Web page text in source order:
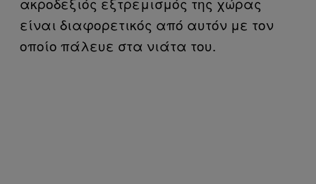
είναι διαφορετικός από αυτόν με τον
οποίο πάλευε στα νιάτα του.